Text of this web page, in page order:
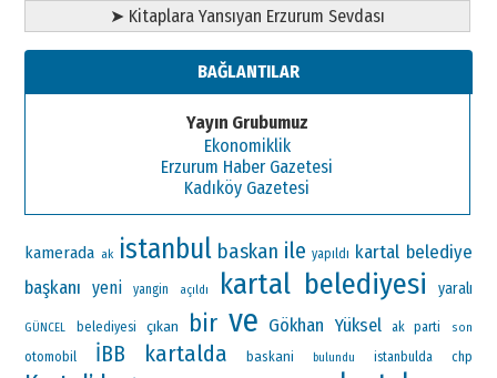
➤ Kitaplara Yansıyan Erzurum Sevdası
BAĞLANTILAR
Yayın Grubumuz
Ekonomiklik
Erzurum Haber Gazetesi
Kadıköy Gazetesi
kamerada ak istanbul baskan ile yapıldı kartal belediye
başkanı yeni yangin açıldı kartal belediyesi yaralı
GÜNCEL belediyesi çıkan bir ve Gökhan Yüksel ak parti son
otomobil İBB kartalda baskani bulundu istanbulda chp